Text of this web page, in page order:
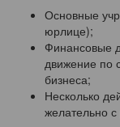
Основные
юрлице);
Финансовые
движение по
бизнеса;
Несколько
желательно